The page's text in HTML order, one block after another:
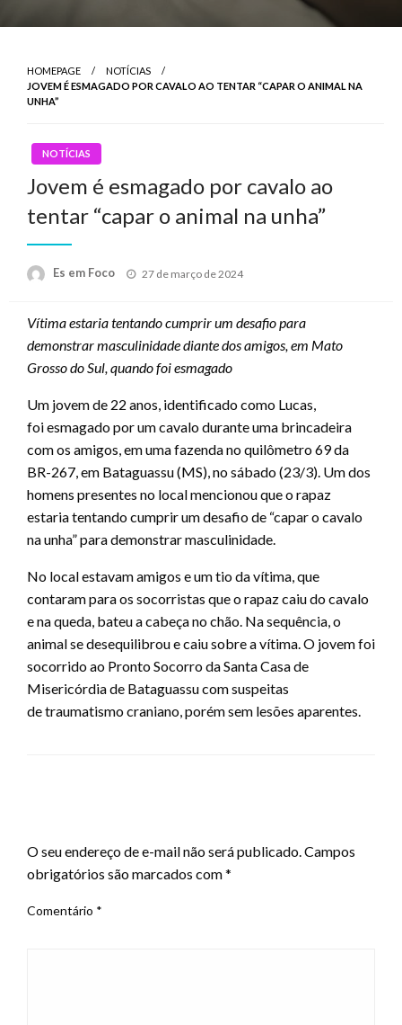
HOMEPAGE
NOTÍCIAS
JOVEM É ESMAGADO POR CAVALO AO TENTAR “CAPAR O ANIMAL NA
UNHA”
NOTÍCIAS
Jovem é esmagado por cavalo ao
tentar “capar o animal na unha”
Es em Foco
Posted
27 de março de 2024
Vítima estaria tentando cumprir um desafio para
demonstrar masculinidade diante dos amigos, em Mato
Grosso do Sul, quando foi esmagado
Um jovem de 22 anos, identificado como Lucas,
foi esmagado por um cavalo durante uma brincadeira
com os amigos, em uma fazenda no quilômetro 69 da
BR-267, em Bataguassu (MS), no sábado (23/3). Um dos
homens presentes no local mencionou que o rapaz
estaria tentando cumprir um desafio de “capar o cavalo
na unha” para demonstrar masculinidade.
No local estavam amigos e um tio da vítima, que
contaram para os socorristas que o rapaz caiu do cavalo
e na queda, bateu a cabeça no chão. Na sequência, o
animal se desequilibrou e caiu sobre a vítima. O jovem foi
socorrido ao Pronto Socorro da Santa Casa de
Misericórdia de Bataguassu com suspeitas
de traumatismo craniano, porém sem lesões aparentes.
O seu endereço de e-mail não será publicado.Campos
obrigatórios são marcados com*
Comentário *